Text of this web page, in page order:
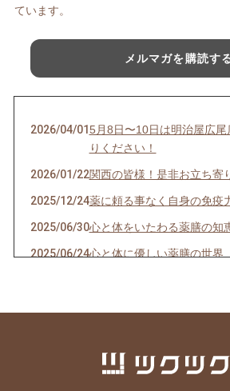
ています。
メルマガを購読す
2026/04/015月8日〜10日は明治屋広
りください！
2026/01/22関西の皆様！是非お立ち寄
2025/12/24薬に頼る事なく自身の免疫
2025/06/30心と体をいたわる薬膳の知
2025/06/24心と体に優しい薬膳の世界
【お買い物＆登録はお済み
ファンクラブおすそわけ機